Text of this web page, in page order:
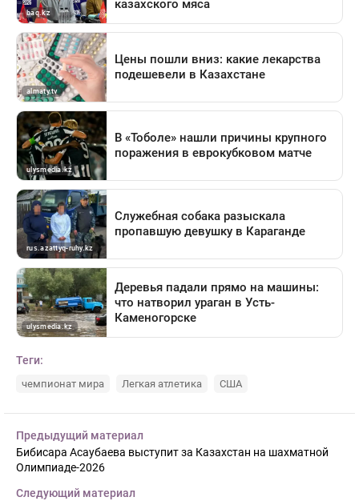
Теги:
чемпионат мира Легкая атлетика США
Предыдущий материал
Бибисара Асаубаева выступит за Казахстан на шахматной
Олимпиаде-2026
Следующий материал